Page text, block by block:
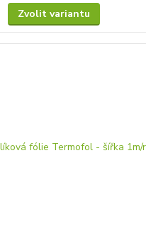
Zvolit variantu